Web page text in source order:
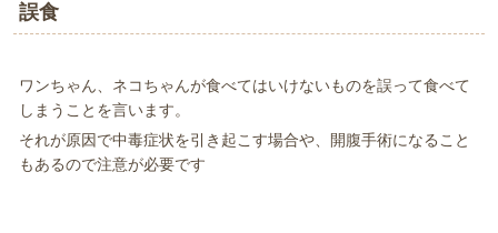
誤食
ワンちゃん、ネコちゃんが食べてはいけないものを誤って食べて
しまうことを言います。
それが原因で中毒症状を引き起こす場合や、開腹手術になること
もあるので注意が必要です